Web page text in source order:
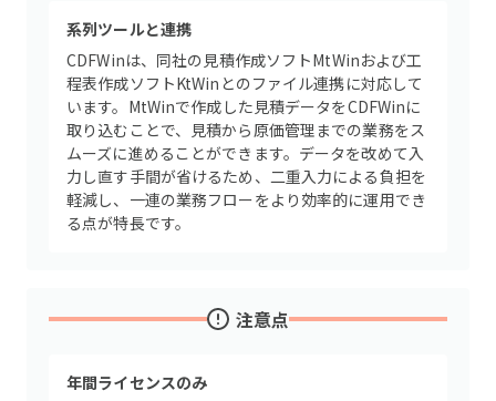
系列ツールと連携
CDFWinは、同社の見積作成ソフトMtWinおよび工
程表作成ソフトKtWinとのファイル連携に対応して
います。MtWinで作成した見積データをCDFWinに
取り込むことで、見積から原価管理までの業務をス
ムーズに進めることができます。データを改めて入
力し直す手間が省けるため、二重入力による負担を
軽減し、一連の業務フローをより効率的に運用でき
る点が特長です。
注意点
年間ライセンスのみ